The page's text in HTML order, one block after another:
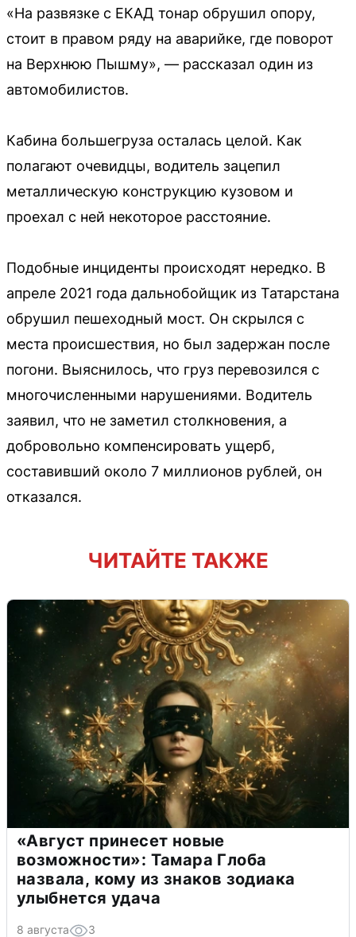
«На развязке с ЕКАД тонар обрушил опору,
стоит в правом ряду на аварийке, где поворот
на Верхнюю Пышму», — рассказал один из
автомобилистов.
Кабина большегруза осталась целой. Как
полагают очевидцы, водитель зацепил
металлическую конструкцию кузовом и
проехал с ней некоторое расстояние.
Подобные инциденты происходят нередко. В
апреле 2021 года дальнобойщик из Татарстана
обрушил пешеходный мост. Он скрылся с
места происшествия, но был задержан после
погони. Выяснилось, что груз перевозился с
многочисленными нарушениями. Водитель
заявил, что не заметил столкновения, а
добровольно компенсировать ущерб,
составивший около 7 миллионов рублей, он
отказался.
ЧИТАЙТЕ ТАКЖЕ
«Август принесет новые
возможности»: Тамара Глоба
назвала, кому из знаков зодиака
улыбнется удача
8 августа 3